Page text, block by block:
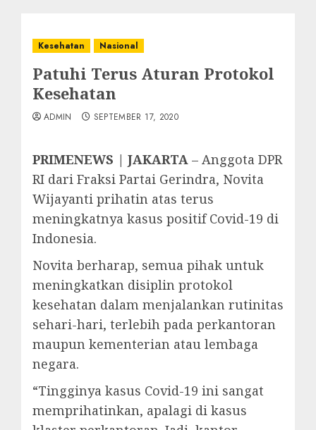
Kesehatan Nasional
Patuhi Terus Aturan Protokol
Kesehatan
ADMIN SEPTEMBER 17, 2020
PRIMENEWS | JAKARTA – Anggota DPR
RI dari Fraksi Partai Gerindra, Novita
Wijayanti prihatin atas terus
meningkatnya kasus positif Covid-19 di
Indonesia.
Novita berharap, semua pihak untuk
meningkatkan disiplin protokol
kesehatan dalam menjalankan rutinitas
sehari-hari, terlebih pada perkantoran
maupun kementerian atau lembaga
negara.
“Tingginya kasus Covid-19 ini sangat
memprihatinkan, apalagi di kasus